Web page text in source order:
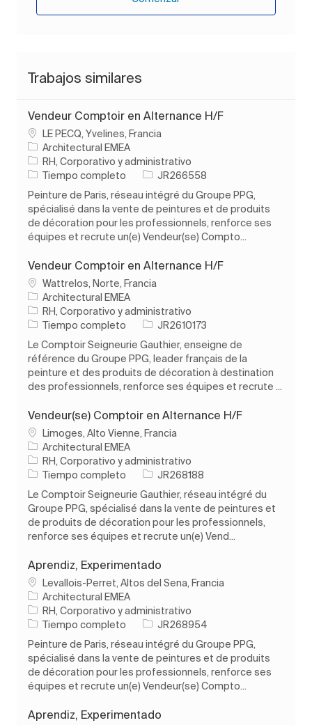
Trabajos similares
Vendeur Comptoir en Alternance H/F
Ubicación
LE PECQ, Yvelines, Francia
Architectural EMEA
Categoría
RH, Corporativo y administrativo
Tipo de trabajo
Tiempo completo ID de trabajo
JR266558
Peinture de Paris, réseau intégré du Groupe PPG,
spécialisé dans la vente de peintures et de produits
de décoration pour les professionnels, renforce ses
équipes et recrute un(e) Vendeur(se) Compto...
Vendeur Comptoir en Alternance H/F
Ubicación
Wattrelos, Norte, Francia
Architectural EMEA
Categoría
RH, Corporativo y administrativo
Tipo de trabajo
Tiempo completo ID de trabajo
JR2610173
Le Comptoir Seigneurie Gauthier, enseigne de
référence du Groupe PPG, leader français de la
peinture et des produits de décoration à destination
des professionnels, renforce ses équipes et recrute ...
Vendeur(se) Comptoir en Alternance H/F
Ubicación
Limoges, Alto Vienne, Francia
Architectural EMEA
Categoría
RH, Corporativo y administrativo
Tipo de trabajo
Tiempo completo ID de trabajo
JR268188
Le Comptoir Seigneurie Gauthier, réseau intégré du
Groupe PPG, spécialisé dans la vente de peintures et
de produits de décoration pour les professionnels,
renforce ses équipes et recrute un(e) Vend...
Aprendiz, Experimentado
Ubicación
Levallois-Perret, Altos del Sena, Francia
Architectural EMEA
Categoría
RH, Corporativo y administrativo
Tipo de trabajo
Tiempo completo ID de trabajo
JR268954
Peinture de Paris, réseau intégré du Groupe PPG,
spécialisé dans la vente de peintures et de produits
de décoration pour les professionnels, renforce ses
équipes et recrute un(e) Vendeur(se) Compto...
Aprendiz, Experimentado